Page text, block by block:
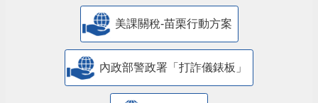
美課關稅-苗栗行動方案
內政部警政署「打詐儀錶板」